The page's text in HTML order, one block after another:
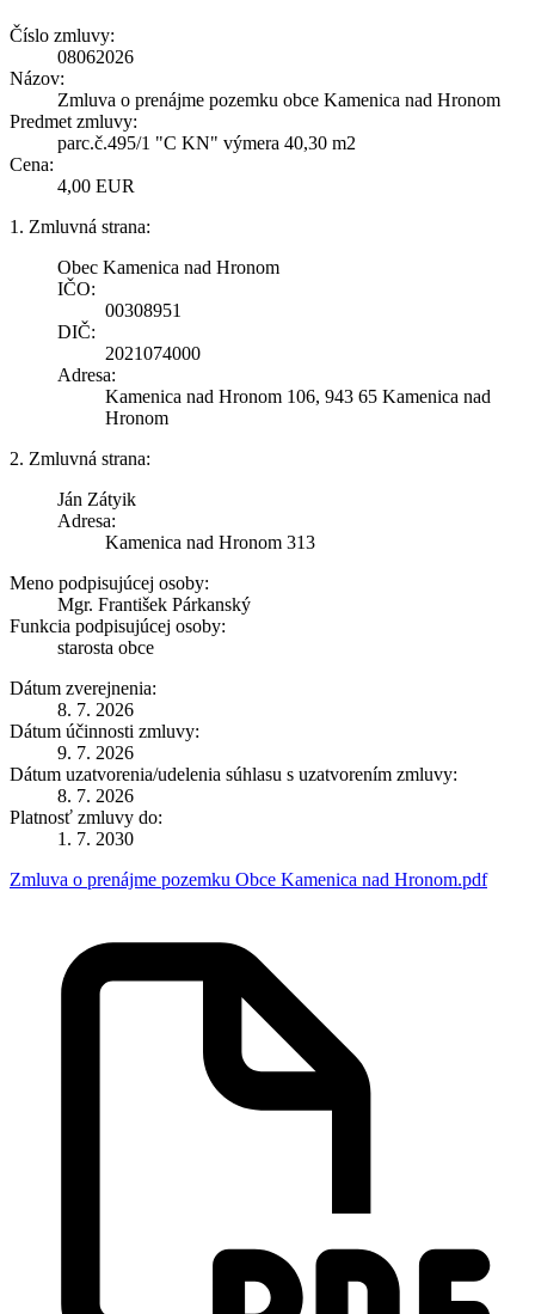
Číslo zmluvy:
08062026
Názov:
Zmluva o prenájme pozemku obce Kamenica nad Hronom
Predmet zmluvy:
parc.č.495/1 "C KN" výmera 40,30 m2
Cena:
4,00 EUR
1. Zmluvná strana:
Obec Kamenica nad Hronom
IČO:
00308951
DIČ:
2021074000
Adresa:
Kamenica nad Hronom 106, 943 65 Kamenica nad
Hronom
2. Zmluvná strana:
Ján Zátyik
Adresa:
Kamenica nad Hronom 313
Meno podpisujúcej osoby:
Mgr. František Párkanský
Funkcia podpisujúcej osoby:
starosta obce
Dátum zverejnenia:
8. 7. 2026
Dátum účinnosti zmluvy:
9. 7. 2026
Dátum uzatvorenia/udelenia súhlasu s uzatvorením zmluvy:
8. 7. 2026
Platnosť zmluvy do:
1. 7. 2030
Zmluva o prenájme pozemku Obce Kamenica nad Hronom.pdf